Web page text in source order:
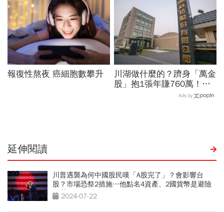
報復性熬夜 癌細胞數攀升
川湖做什麼的？躋身「萬金
股」抱1張年賺760萬！傳
產鐵工廠如何翻身「只有兩
Ads by
延伸閱讀
川普遇襲為何中國股民嘆「A股完了」？會影響台
股？市場恐祭2措施…他點名4資產、2國貨幣是避險
首選2024-07-22